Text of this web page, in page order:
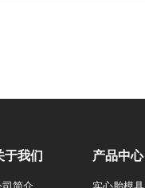
于我们 产品中心